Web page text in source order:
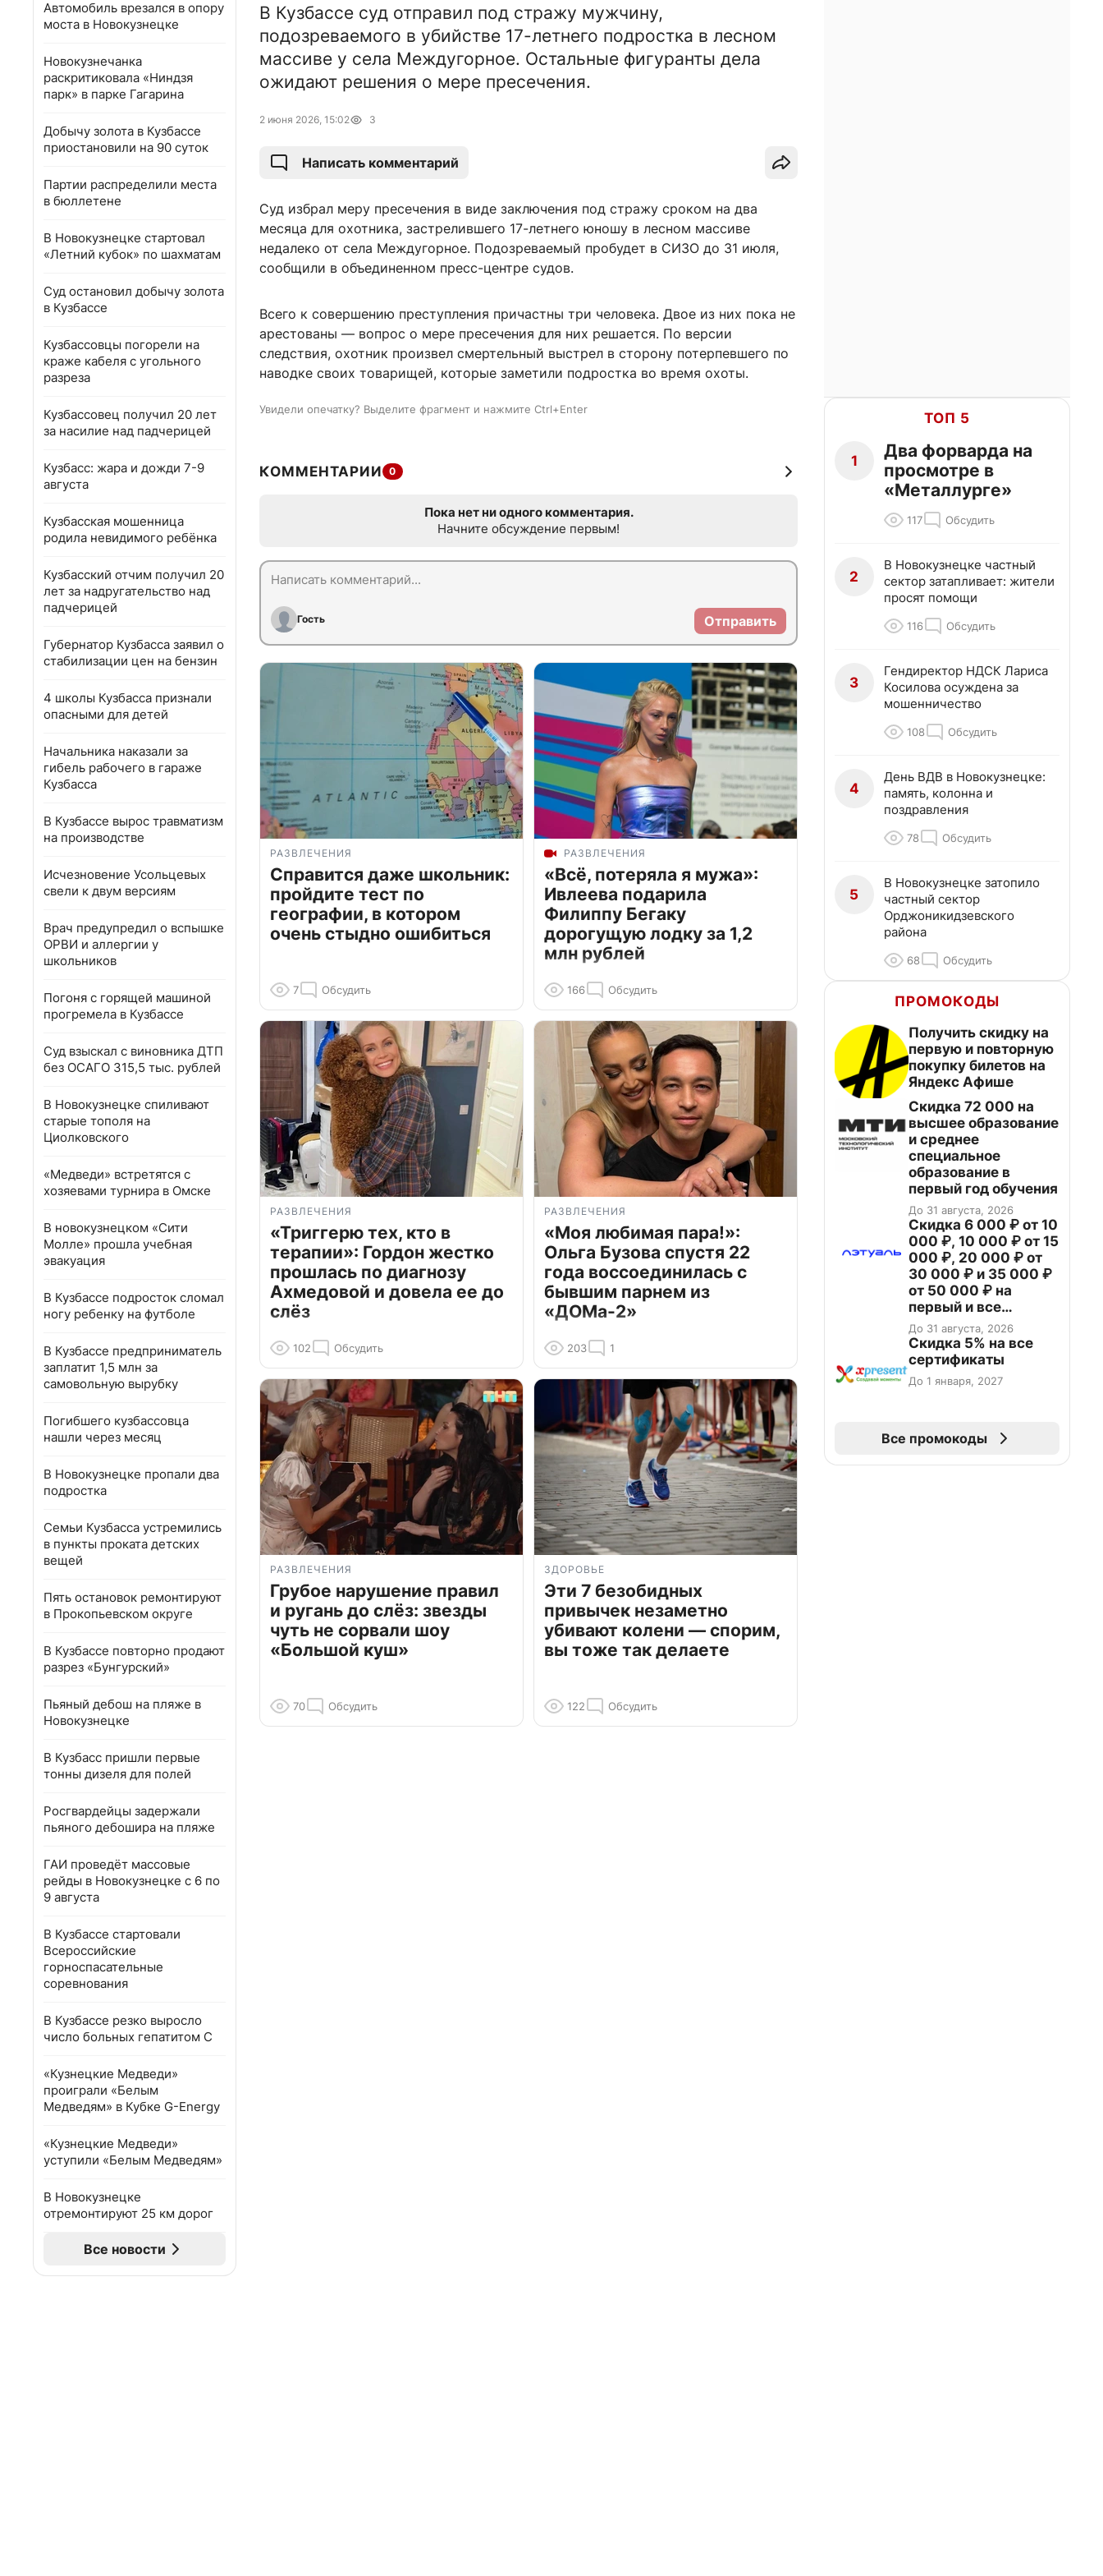
Автомобиль врезался в опору
моста в Новокузнецке
Новокузнечанка
раскритиковала «Ниндзя
парк» в парке Гагарина
Добычу золота в Кузбассе
приостановили на 90 суток
Партии распределили места
в бюллетене
В Новокузнецке стартовал
«Летний кубок» по шахматам
Суд остановил добычу золота
в Кузбассе
Кузбассовцы погорели на
краже кабеля с угольного
разреза
Кузбассовец получил 20 лет
за насилие над падчерицей
Кузбасс: жара и дожди 7-9
августа
Кузбасская мошенница
родила невидимого ребёнка
Кузбасский отчим получил 20
лет за надругательство над
падчерицей
Губернатор Кузбасса заявил о
стабилизации цен на бензин
4 школы Кузбасса признали
опасными для детей
Начальника наказали за
гибель рабочего в гараже
Кузбасса
В Кузбассе вырос травматизм
на производстве
Исчезновение Усольцевых
свели к двум версиям
Врач предупредил о вспышке
ОРВИ и аллергии у
школьников
Погоня с горящей машиной
прогремела в Кузбассе
Суд взыскал с виновника ДТП
без ОСАГО 315,5 тыс. рублей
В Новокузнецке спиливают
старые тополя на
Циолковского
«Медведи» встретятся с
хозяевами турнира в Омске
В новокузнецком «Сити
Молле» прошла учебная
эвакуация
В Кузбассе подросток сломал
ногу ребенку на футболе
В Кузбассе предприниматель
заплатит 1,5 млн за
самовольную вырубку
Погибшего кузбассовца
нашли через месяц
В Новокузнецке пропали два
подростка
Семьи Кузбасса устремились
в пункты проката детских
вещей
Пять остановок ремонтируют
в Прокопьевском округе
В Кузбассе повторно продают
разрез «Бунгурский»
Пьяный дебош на пляже в
Новокузнецке
В Кузбасс пришли первые
тонны дизеля для полей
Росгвардейцы задержали
пьяного дебошира на пляже
ГАИ проведёт массовые
рейды в Новокузнецке с 6 по
9 августа
В Кузбассе стартовали
Всероссийские
горноспасательные
соревнования
В Кузбассе резко выросло
число больных гепатитом С
«Кузнецкие Медведи»
проиграли «Белым
Медведям» в Кубке G-Energy
«Кузнецкие Медведи»
уступили «Белым Медведям»
В Новокузнецке
отремонтируют 25 км дорог
Все новости
В Кузбассе суд отправил под стражу мужчину,
подозреваемого в убийстве 17-летнего подростка в лесном
массиве у села Междугорное. Остальные фигуранты дела
ожидают решения о мере пресечения.
2 июня 2026, 15:02 3
Написать комментарий
Суд избрал меру пресечения в виде заключения под стражу сроком на два
месяца для охотника, застрелившего 17-летнего юношу в лесном массиве
недалеко от села Междугорное. Подозреваемый пробудет в СИЗО до 31 июля,
сообщили в объединенном пресс-центре судов.
Всего к совершению преступления причастны три человека. Двое из них пока не
арестованы — вопрос о мере пресечения для них решается. По версии
следствия, охотник произвел смертельный выстрел в сторону потерпевшего по
наводке своих товарищей, которые заметили подростка во время охоты.
Увидели опечатку? Выделите фрагмент и нажмите Ctrl+Enter
КОММЕНТАРИИ 0
Пока нет ни одного комментария.
Начните обсуждение первым!
Гость Отправить
РАЗВЛЕЧЕНИЯ
Справится даже школьник:
пройдите тест по
географии, в котором
очень стыдно ошибиться
7 Обсудить
РАЗВЛЕЧЕНИЯ
«Всё, потеряла я мужа»:
Ивлеева подарила
Филиппу Бегаку
дорогущую лодку за 1,2
млн рублей
166 Обсудить
РАЗВЛЕЧЕНИЯ
«Триггерю тех, кто в
терапии»: Гордон жестко
прошлась по диагнозу
Ахмедовой и довела ее до
слёз
102 Обсудить
РАЗВЛЕЧЕНИЯ
«Моя любимая пара!»:
Ольга Бузова спустя 22
года воссоединилась с
бывшим парнем из
«ДОМа-2»
203 1
РАЗВЛЕЧЕНИЯ
Грубое нарушение правил
и ругань до слёз: звезды
чуть не сорвали шоу
«Большой куш»
70 Обсудить
ЗДОРОВЬЕ
Эти 7 безобидных
привычек незаметно
убивают колени — спорим,
вы тоже так делаете
122 Обсудить
ТОП 5
1
Два форварда на
просмотре в
«Металлурге»
117 Обсудить
2
В Новокузнецке частный
сектор затапливает: жители
просят помощи
116 Обсудить
3
Гендиректор НДСК Лариса
Косилова осуждена за
мошенничество
108 Обсудить
4
День ВДВ в Новокузнецке:
память, колонна и
поздравления
78 Обсудить
5
В Новокузнецке затопило
частный сектор
Орджоникидзевского
района
68 Обсудить
ПРОМОКОДЫ
Получить скидку на
первую и повторную
покупку билетов на
Яндекс Афише
Скидка 72 000 на
высшее образование
и среднее
специальное
образование в
первый год обучения
До 31 августа, 2026
Скидка 6 000 ₽ от 10
000 ₽, 10 000 ₽ от 15
000 ₽, 20 000 ₽ от
30 000 ₽ и 35 000 ₽
от 50 000 ₽ на
первый и все
повторные заказы по
промокоду НАБЕРИ
До 31 августа, 2026
Скидка 5% на все
сертификаты
До 1 января, 2027
Все промокоды